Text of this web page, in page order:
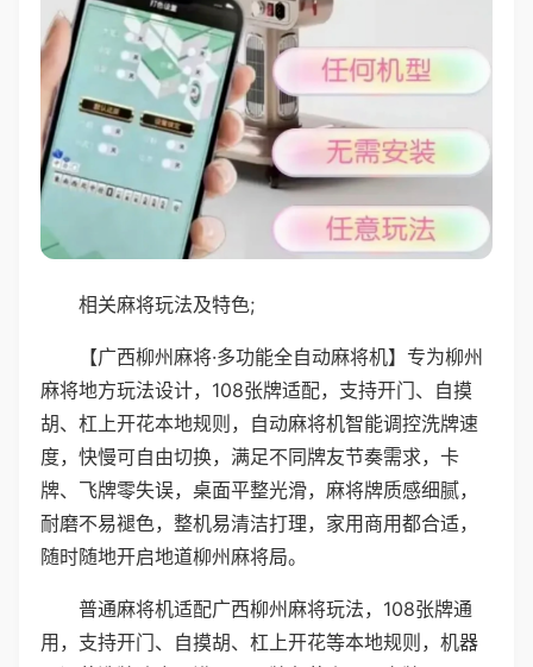
相关麻将玩法及特色;
【广西柳州麻将·多功能全自动麻将机】专为柳州
麻将地方玩法设计，108张牌适配，支持开门、自摸
胡、杠上开花本地规则，自动麻将机智能调控洗牌速
度，快慢可自由切换，满足不同牌友节奏需求，卡
牌、飞牌零失误，桌面平整光滑，麻将牌质感细腻，
耐磨不易褪色，整机易清洁打理，家用商用都合适，
随时随地开启地道柳州麻将局。
普通麻将机适配广西柳州麻将玩法，108张牌通
用，支持开门、自摸胡、杠上开花等本地规则，机器